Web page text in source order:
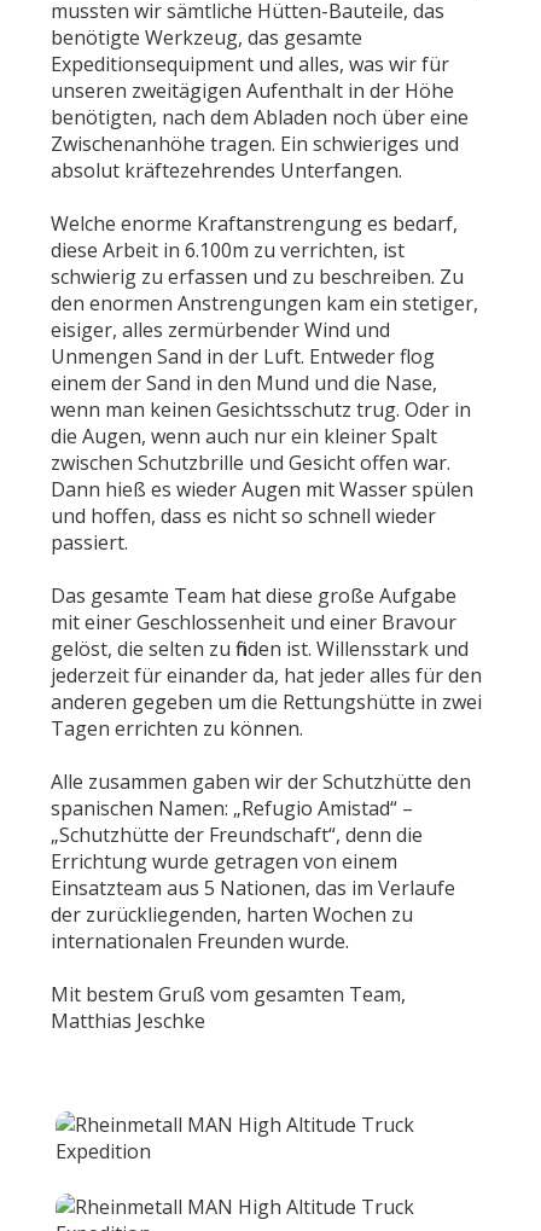
mussten wir sämtliche Hütten-Bauteile, das
benötigte Werkzeug, das gesamte
Expeditionsequipment und alles, was wir für
unseren zweitägigen Aufenthalt in der Höhe
benötigten, nach dem Abladen noch über eine
Zwischenanhöhe tragen. Ein schwieriges und
absolut kräftezehrendes Unterfangen.
Welche enorme Kraftanstrengung es bedarf,
diese Arbeit in 6.100m zu verrichten, ist
schwierig zu erfassen und zu beschreiben. Zu
den enormen Anstrengungen kam ein stetiger,
eisiger, alles zermürbender Wind und
Unmengen Sand in der Luft. Entweder flog
einem der Sand in den Mund und die Nase,
wenn man keinen Gesichtsschutz trug. Oder in
die Augen, wenn auch nur ein kleiner Spalt
zwischen Schutzbrille und Gesicht offen war.
Dann hieß es wieder Augen mit Wasser spülen
und hoffen, dass es nicht so schnell wieder
passiert.
Das gesamte Team hat diese große Aufgabe
mit einer Geschlossenheit und einer Bravour
gelöst, die selten zu finden ist. Willensstark und
jederzeit für einander da, hat jeder alles für den
anderen gegeben um die Rettungshütte in zwei
Tagen errichten zu können.
Alle zusammen gaben wir der Schutzhütte den
spanischen Namen: „Refugio Amistad“ –
„Schutzhütte der Freundschaft“, denn die
Errichtung wurde getragen von einem
Einsatzteam aus 5 Nationen, das im Verlaufe
der zurückliegenden, harten Wochen zu
internationalen Freunden wurde.
Mit bestem Gruß vom gesamten Team,
Matthias Jeschke